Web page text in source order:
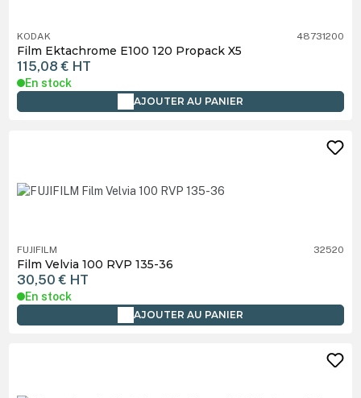
KODAK 48731200
Film Ektachrome E100 120 Propack X5
115,08 € HT
En stock
AJOUTER AU PANIER
FUJIFILM 32520
Film Velvia 100 RVP 135-36
30,50 € HT
En stock
AJOUTER AU PANIER